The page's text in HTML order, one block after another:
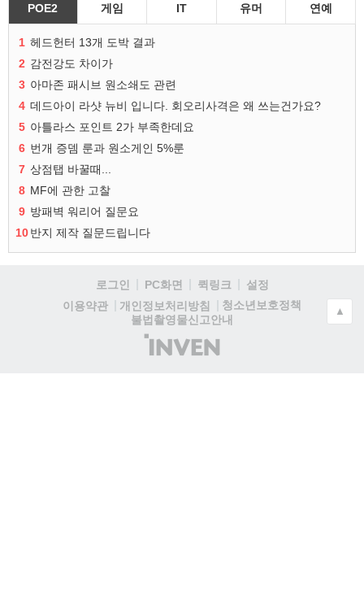
POE2 게임 IT 유머 연예
1 헤드헌터 13개 도박 결과
2 감전강도 차이가
3 아마존 패시브 원소쇄도 관련
4 데드아이 라샷 뉴비 입니다. 회오리사격은 왜 쓰는건가요?
5 아틀라스 포인트 2가 부족한데요
6 번개 증뎀 룬과 원소게인 5%룬
7 상점탭 바꿀때...
8 MF에 관한 고찰
9 방패벽 워리어 질문요
10반지 제작 질문드립니다
로그인 PC화면 퀵링크
설정
이용약관
개인정보처리방침
청소년보호정책
불법촬영물신고안내
(주)
인
▲